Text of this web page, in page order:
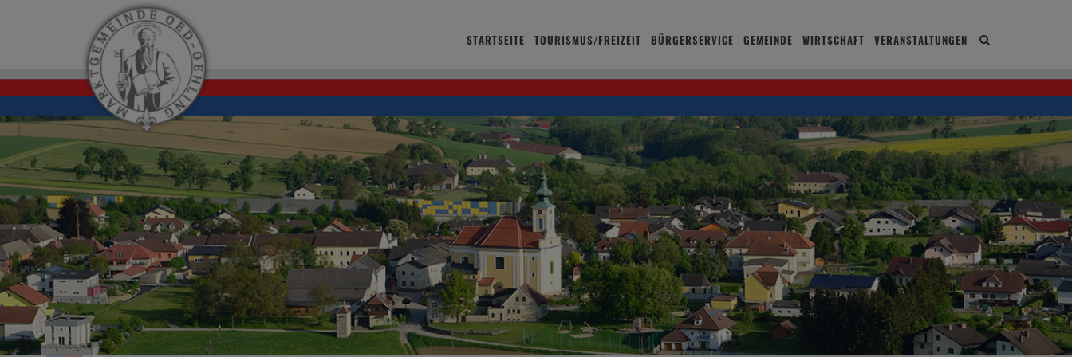
Site
STARTSEITE TOURISMUS/FREIZEIT BÜRGERSERVICE GEMEINDE WIRTSCHAFT VERANSTALTUNGEN